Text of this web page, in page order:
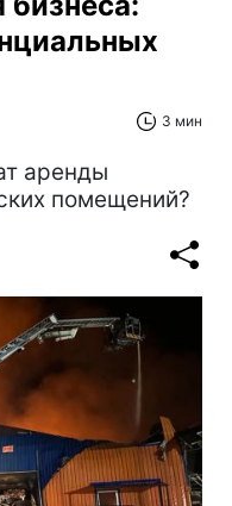
3 мин
аренды
помещений?